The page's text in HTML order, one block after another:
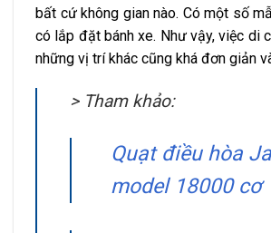
bất cứ không gian nào. Có một số
có lắp đặt bánh xe. Như vậy, việc di
những vị trí khác cũng khá đơn giản
> Tham khảo:
Quạt điều hòa
model 18000 cơ